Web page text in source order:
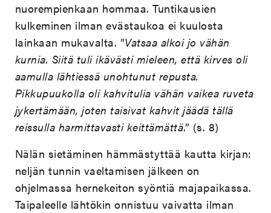
nuorempienkaan hommaa. Tuntikausien
kulkeminen ilman evästaukoa ei kuulosta
lainkaan mukavalta. ”Vatsaa alkoi jo vähän
kurnia. Siitä tuli ikävästi mieleen, että kirves oli
aamulla lähtiessä unohtunut repusta.
Pikkupuukolla oli kahvitulia vähän vaikea ruveta
jykertämään, joten taisivat kahvit jäädä tällä
reissulla harmittavasti keittämättä.” (s. 8)
Nälän sietäminen hämmästyttää kautta kirjan:
neljän tunnin vaeltamisen jälkeen on
ohjelmassa hernekeiton syöntiä majapaikassa.
Taipaleelle lähtökin onnistuu vaivatta ilman